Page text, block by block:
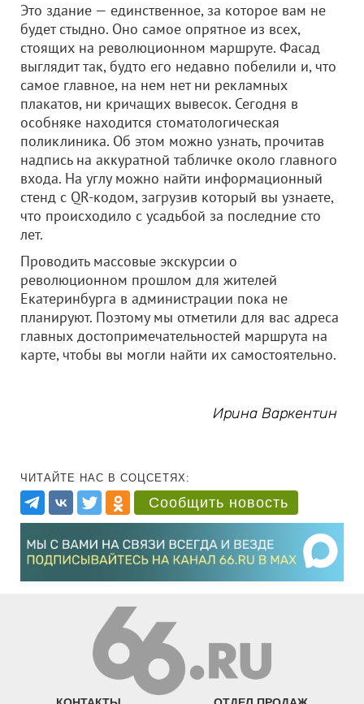
Это здание — единственное, за которое вам не
будет стыдно. Оно самое опрятное из всех,
стоящих на революционном маршруте. Фасад
выглядит так, будто его недавно побелили и, что
самое главное, на нем нет ни рекламных
плакатов, ни кричащих вывесок. Сегодня в
особняке находится стоматологическая
поликлиника. Об этом можно узнать, прочитав
надпись на аккуратной табличке около главного
входа. На углу можно найти информационный
стенд с QR-кодом, загрузив который вы узнаете,
что происходило с усадьбой за последние сто
лет.
Проводить массовые экскурсии о
революционном прошлом для жителей
Екатеринбурга в администрации пока не
планируют. Поэтому мы отметили для вас адреса
главных достопримечательностей маршрута на
карте, чтобы вы могли найти их самостоятельно.
Ирина Варкентин
ЧИТАЙТЕ НАС В СОЦСЕТЯХ:
Сообщить новость